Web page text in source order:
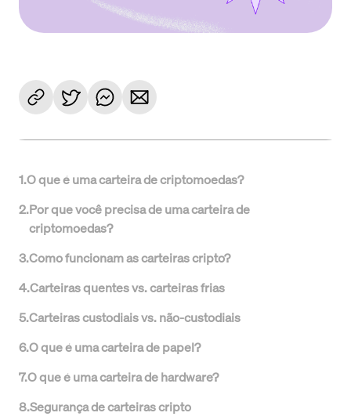
1.O que é uma carteira de criptomoedas?
2.Por que você precisa de uma carteira de
criptomoedas?
3.Como funcionam as carteiras cripto?
4.Carteiras quentes vs. carteiras frias
5.Carteiras custodiais vs. não-custodiais
6.O que é uma carteira de papel?
7.O que é uma carteira de hardware?
8.Segurança de carteiras cripto